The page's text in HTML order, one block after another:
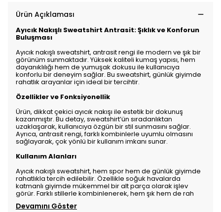
Ürün Açıklaması
Ayıcık Nakışlı Sweatshirt Antrasit: Şıklık ve Konforun
Buluşması
Ayıcık nakışlı sweatshirt, antrasit rengi ile modern ve şık bir
görünüm sunmaktadır. Yüksek kaliteli kumaş yapısı, hem
dayanıklılığı hem de yumuşak dokusu ile kullanıcıya
konforlu bir deneyim sağlar. Bu sweatshirt, günlük giyimde
rahatlık arayanlar için ideal bir tercihtir.
Özellikler ve Fonksiyonellik
Ürün, dikkat çekici ayıcık nakışı ile estetik bir dokunuş
kazanmıştır. Bu detay, sweatshirt’ün sıradanlıktan
uzaklaşarak, kullanıcıya özgün bir stil sunmasını sağlar.
Ayrıca, antrasit rengi, farklı kombinlerle uyumlu olmasını
sağlayarak, çok yönlü bir kullanım imkanı sunar.
Kullanım Alanları
Ayıcık nakışlı sweatshirt, hem spor hem de günlük giyimde
rahatlıkla tercih edilebilir. Özellikle soğuk havalarda
katmanlı giyimde mükemmel bir alt parça olarak işlev
görür. Farklı stillerle kombinlenerek, hem şık hem de rah
Devamını Göster